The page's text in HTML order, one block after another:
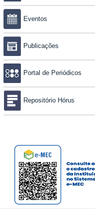
Eventos
Publicações
Portal de Periódicos
Repositório Hórus